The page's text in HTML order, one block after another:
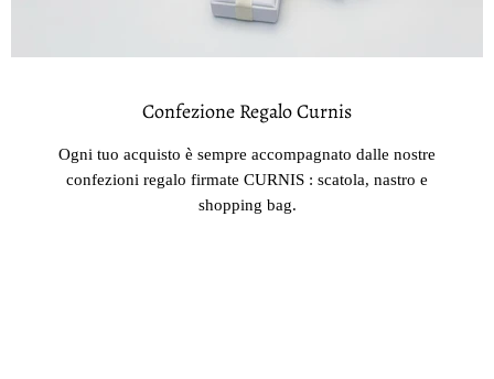
Confezione Regalo Curnis
Ogni tuo acquisto è sempre accompagnato dalle nostre
confezioni regalo firmate CURNIS : scatola, nastro e
shopping bag.